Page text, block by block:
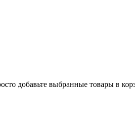
добавьте выбранные товары в